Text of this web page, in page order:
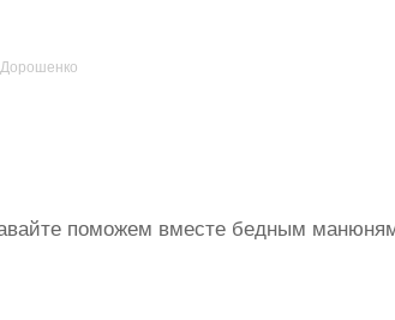
поможем вместе бедным